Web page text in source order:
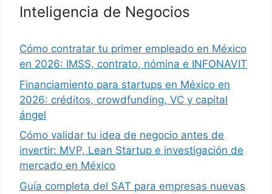
Inteligencia de Negocios
Cómo contratar tu primer empleado en México
en 2026: IMSS, contrato, nómina e INFONAVIT
Financiamiento para startups en México en
2026: créditos, crowdfunding, VC y capital
ángel
Cómo validar tu idea de negocio antes de
invertir: MVP, Lean Startup e investigación de
mercado en México
Guía completa del SAT para empresas nuevas